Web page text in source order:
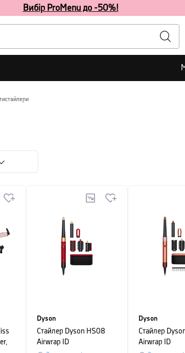
Вибір ProMenu до -50%!
Dyson
Стайлер Dyson HS08
Airwrap ID
Dyson
Стайлер
Airwrap ID